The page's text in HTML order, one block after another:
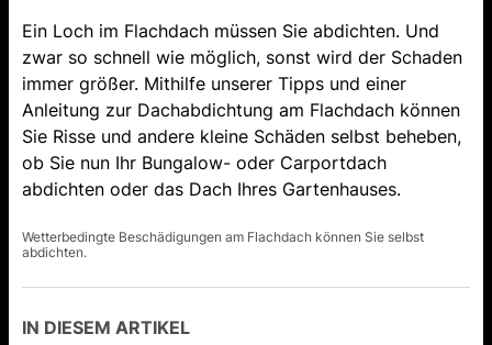
Ein Loch im Flachdach müssen Sie abdichten. Und
zwar so schnell wie möglich, sonst wird der Schaden
immer größer. Mithilfe unserer Tipps und einer
Anleitung zur Dachabdichtung am Flachdach können
Sie Risse und andere kleine Schäden selbst beheben,
ob Sie nun Ihr Bungalow- oder Carportdach
abdichten oder das Dach Ihres Gartenhauses.
Wetterbedingte Beschädigungen am Flachdach können Sie selbst
abdichten.
IN DIESEM ARTIKEL